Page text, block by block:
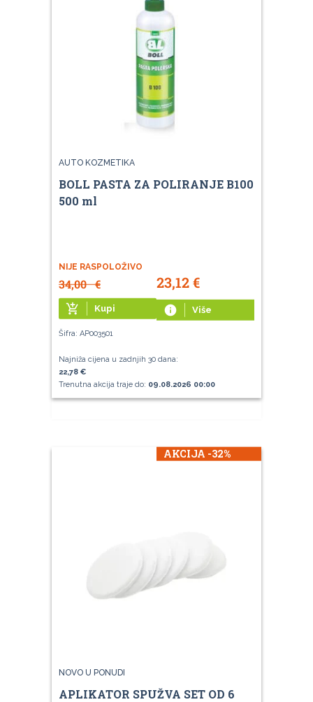
AUTO KOZMETIKA
BOLL PASTA ZA POLIRANJE B100
500 ml
NIJE RASPOLOŽIVO
34,00€ 23,12€
add_shopping_cart Kupi info Više
Šifra: AP003501
Najniža cijena u zadnjih 30 dana:
22,78 €
Trenutna akcija traje do: 09.08.2026 00:00
AKCIJA -32%
NOVO U PONUDI
APLIKATOR SPUŽVA SET OD 6